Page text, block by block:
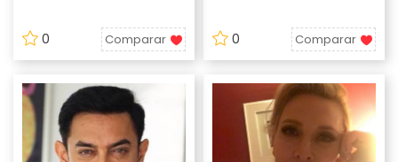
0 Comparar 0 Comparar